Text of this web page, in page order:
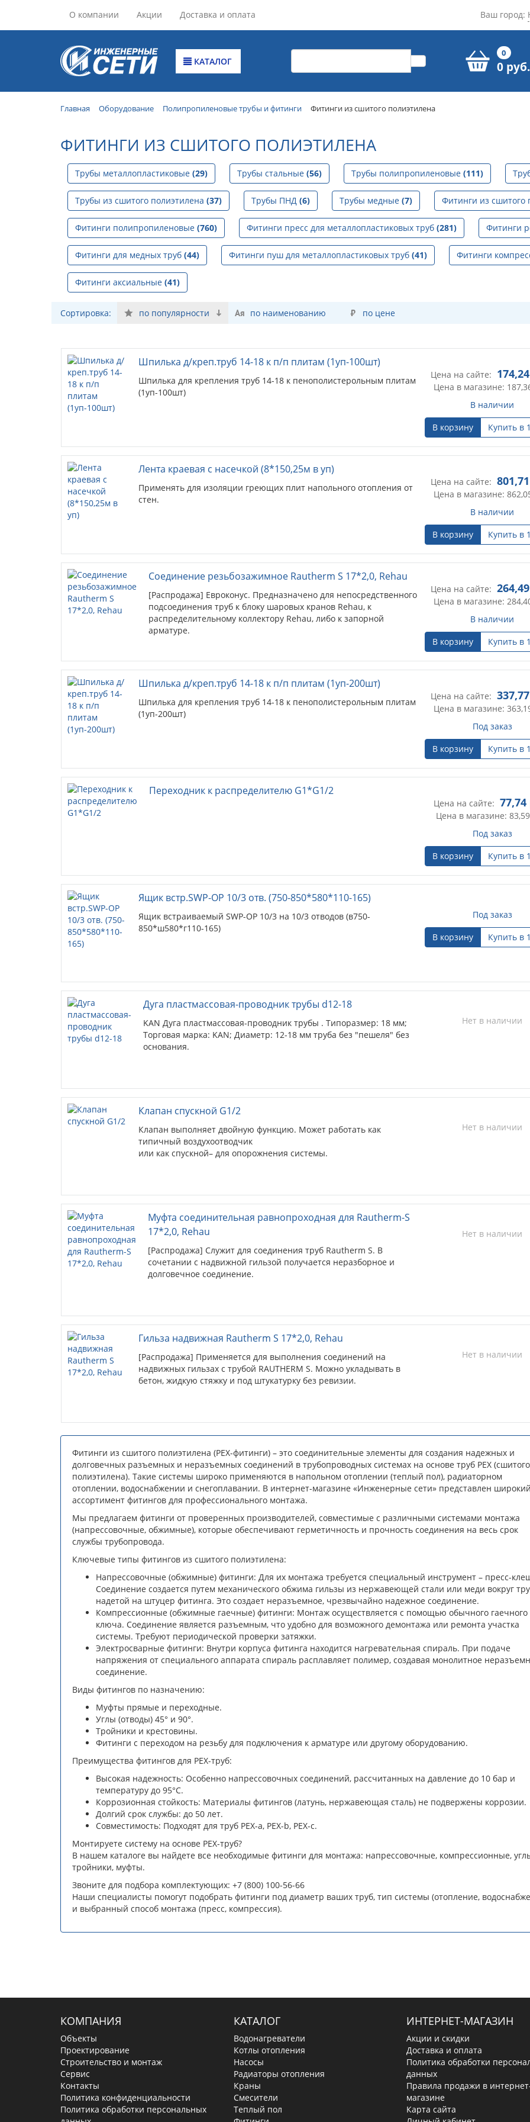
О компании Акции Доставка и оплата Ваш город:
КАТАЛОГ
0
0 руб.
Главная Оборудование Полипропиленовые трубы и фитинги Фитинги из сшитого полиэтилена
ФИТИНГИ ИЗ СШИТОГО ПОЛИЭТИЛЕНА
Трубы металлопластиковые (29) Трубы стальные (56) Трубы полипропиленовые (111)
Трубы из сшитого полиэтилена (37) Трубы ПНД (6) Трубы медные (7) Фитинги из сшитого
Фитинги полипропиленовые (760) Фитинги пресс для металлопластиковых труб (281) Фитинги
Фитинги для медных труб (44) Фитинги пуш для металлопластиковых труб (41) Фитинги
Фитинги аксиальные (41)
Сортировка: по популярности по наименованию по цене
Шпилька д/креп.труб 14-18 к п/п плитам (1уп-100шт)
Шпилька для крепления труб 14-18 к пенополистерольным плитам
(1уп-100шт)
Цена на сайте: 174,24
Цена в магазине:
В наличии
В корзину
Купить в
Лента краевая с насечкой (8*150,25м в уп)
Применять для изоляции греющих плит напольного отопления от
стен.
Цена на сайте: 801,71
Цена в магазине:
В наличии
В корзину
Купить в
Соединение резьбозажимное Rautherm S 17*2,0, Rehau
[Распродажа] Евроконус. Предназначено для непосредственного
подсоединения труб к блоку шаровых кранов Rehau, к
распределительному коллектору Rehau, либо к запорной
арматуре.
Цена на сайте: 264,49
Цена в магазине:
В наличии
В корзину
Купить в
Шпилька д/креп.труб 14-18 к п/п плитам (1уп-200шт)
Шпилька для крепления труб 14-18 к пенополистерольным плитам
(1уп-200шт)
Цена на сайте: 337,77
Цена в магазине:
Под заказ
В корзину
Купить в
Переходник к распределителю G1*G1/2
Цена на сайте: 77,74
Цена в магазине: 83,59
Под заказ
В корзину
Купить в
Ящик встр.SWP-OP 10/3 отв. (750-850*580*110-165)
Ящик встраиваемый SWP-OP 10/3 на 10/3 отводов (в750-
850*ш580*г110-165)
Под заказ
В корзину
Купить в
Дуга пластмассовая-проводник трубы d12-18
KAN Дуга пластмассовая-проводник трубы . Типоразмер: 18 мм;
Торговая марка: KAN; Диаметр: 12-18 мм труба без "пешеля" без
основания.
Нет в наличии
Клапан спускной G1/2
Клапан выполняет двойную функцию. Может работать как
типичный воздухоотводчик
или как спускной– для опорожнения системы.
Нет в наличии
Муфта соединительная равнопроходная для Rautherm-S
17*2,0, Rehau
[Распродажа] Служит для соединения труб Rautherm S. В
сочетании с надвижной гильзой получается неразборное и
долговечное соединение.
Нет в наличии
Гильза надвижная Rautherm S 17*2,0, Rehau
[Распродажа] Применяется для выполнения соединений на
надвижных гильзах с трубой RAUTHERM S. Можно укладывать в
бетон, жидкую стяжку и под штукатурку без ревизии.
Нет в наличии
Фитинги из сшитого полиэтилена (PEX-фитинги) – это соединительные элементы для создания надежных и
долговечных разъемных и неразъемных соединений в трубопроводных системах на основе труб PEX (сшитого
полиэтилена). Такие системы широко применяются в напольном отоплении (теплый пол), радиаторном
отоплении, водоснабжении и снегоплавании. В интернет-магазине «Инженерные сети» представлен широкий
ассортимент фитингов для профессионального монтажа.
Мы предлагаем фитинги от проверенных производителей, совместимые с различными системами монтажа
(напрессовочные, обжимные), которые обеспечивают герметичность и прочность соединения на весь срок
службы трубопровода.
Ключевые типы фитингов из сшитого полиэтилена:
Напрессовочные (обжимные) фитинги: Для их монтажа требуется специальный инструмент – пресс-
Соединение создается путем механического обжима гильзы из нержавеющей стали или меди вокруг
надетой на штуцер фитинга. Это создает неразъемное, чрезвычайно надежное соединение.
Компрессионные (обжимные гаечные) фитинги: Монтаж осуществляется с помощью обычного гаечного
ключа. Соединение является разъемным, что удобно для возможного демонтажа или ремонта участка
системы. Требуют периодической проверки затяжки.
Электросварные фитинги: Внутри корпуса фитинга находится нагревательная спираль. При подаче
напряжения от специального аппарата спираль расплавляет полимер, создавая монолитное
соединение.
Виды фитингов по назначению:
Муфты прямые и переходные.
Углы (отводы) 45° и 90°.
Тройники и крестовины.
Фитинги с переходом на резьбу для подключения к арматуре или другому оборудованию.
Преимущества фитингов для PEX-труб:
Высокая надежность: Особенно напрессовочных соединений, рассчитанных на давление до 10 бар и
температуру до 95°C.
Коррозионная стойкость: Материалы фитингов (латунь, нержавеющая сталь) не подвержены коррозии.
Долгий срок службы: до 50 лет.
Совместимость: Подходят для труб PEX-a, PEX-b, PEX-c.
Монтируете систему на основе PEX-труб?
В нашем каталоге вы найдете все необходимые фитинги для монтажа: напрессовочные, компрессионные,
тройники, муфты.
Звоните для подбора комплектующих: +7 (800) 100-56-66
Наши специалисты помогут подобрать фитинги под диаметр ваших труб, тип системы (отопление,
и выбранный способ монтажа (пресс, компрессия).
КОМПАНИЯ
Объекты
Проектирование
Строительство и монтаж
Сервис
Контакты
Политика конфиденциальности
Политика обработки персональных
КАТАЛОГ
Водонагреватели
Котлы отопления
Насосы
Радиаторы отопления
Краны
Смесители
Теплый пол
ИНТЕРНЕТ-МАГАЗИН
Акции и скидки
Доставка и оплата
Политика обработки
данных
Правила продажи в
магазине
Карта сайта